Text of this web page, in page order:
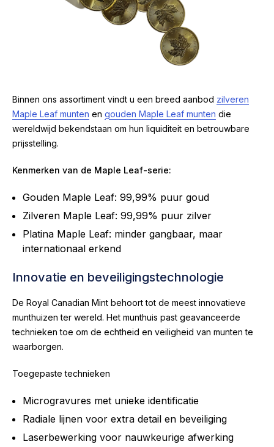
Binnen ons assortiment vindt u een breed aanbod zilveren
Maple Leaf munten en gouden Maple Leaf munten die
wereldwijd bekendstaan om hun liquiditeit en betrouwbare
prijsstelling.
Kenmerken van de Maple Leaf-serie:
Gouden Maple Leaf: 99,99% puur goud
Zilveren Maple Leaf: 99,99% puur zilver
Platina Maple Leaf: minder gangbaar, maar
internationaal erkend
Innovatie en beveiligingstechnologie
De Royal Canadian Mint behoort tot de meest innovatieve
munthuizen ter wereld. Het munthuis past geavanceerde
technieken toe om de echtheid en veiligheid van munten te
waarborgen.
Toegepaste technieken
Microgravures met unieke identificatie
Radiale lijnen voor extra detail en beveiliging
Laserbewerking voor nauwkeurige afwerking